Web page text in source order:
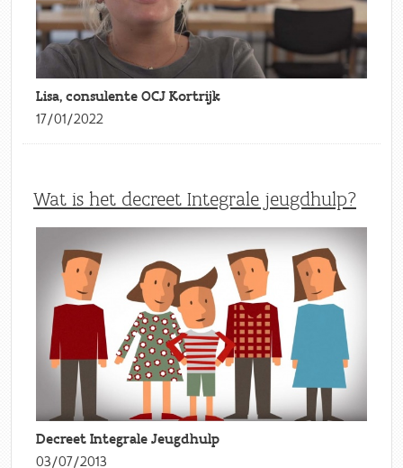
Lisa, consulente OCJ Kortrijk
17/01/2022
Wat is het decreet Integrale jeugdhulp?
Decreet Integrale Jeugdhulp
03/07/2013